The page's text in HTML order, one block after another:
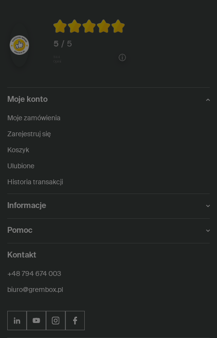
5 / 5
Moje konto
Moje zamówienia
Zarejestruj się
Koszyk
Ulubione
Historia transakcji
Informacje
Pomoc
Kontakt
+48 794 674 003
biuro@grembox.pl